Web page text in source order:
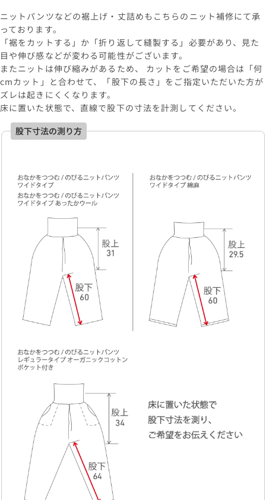
ニットパンツなどの裾上げ・丈詰めもこちらのニット補修にて承
っております。
「裾をカットする」か「折り返して縫製する」必要があり、見た
目や伸び感などが変わる可能性がございます。
またニットは伸び縮みがあるため、 カットをご希望の場合は「何
cmカット」と合わせて、「股下の長さ」をご指定いただいた方が
ズレは起きにくくなります。
床に置いた状態で、直線で股下の寸法を計測してください。
股下寸法の測り方